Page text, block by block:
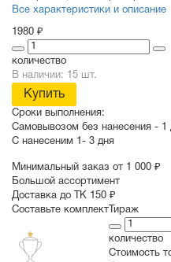
Все характеристики и описание
1980 ₽
количество
В наличии: 15 шт.
Купить
Сроки выполнения:
Самовывозом без нанесения -
С нанесеним
1- 3 дня
Минимальный заказ от 1 000 ₽
Большой ассортимент
Доставка до ТК 150 ₽
Составьте комплект Тираж
количество
Стоимость